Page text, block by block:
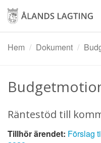
Hoppa
huvudinnehåll
Hem
Dokument
Räntestöd till
Tillhör ärendet: Förslag